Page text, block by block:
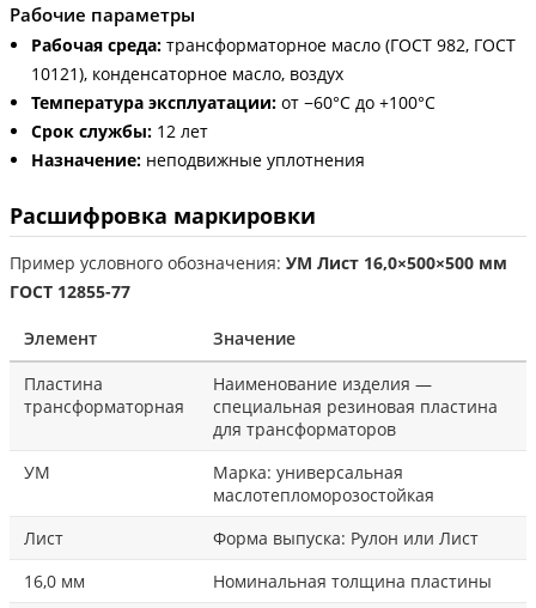
Рабочие параметры
Рабочая среда: трансформаторное масло (ГОСТ 982, ГОСТ
10121), конденсаторное масло, воздух
Температура эксплуатации: от −60°С до +100°С
Срок службы: 12 лет
Назначение: неподвижные уплотнения
Расшифровка маркировки
Пример условного обозначения: УМ Лист 16,0×500×500 мм
ГОСТ 12855-77
Элемент
Значение
Пластина
трансформаторная
Наименование изделия —
специальная резиновая пластина
для трансформаторов
УМ
Марка: универсальная
маслотепломорозостойкая
Лист
Форма выпуска: Рулон или Лист
16,0 мм
Номинальная толщина пластины